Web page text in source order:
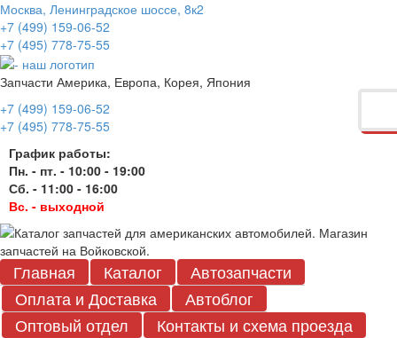
Москва, Ленинградское шоссе, 8к2
+7 (499) 159-06-52
+7 (495) 778-75-55
Запчасти Америка, Европа, Корея, Япония
+7 (499) 159-06-52
+7 (495) 778-75-55
График работы:
Пн. - пт. - 10:00 - 19:00
Сб. - 11:00 - 16:00
Вс. - выходной
Главная Каталог
Автозапчасти
Оплата и Доставка
Автоблог
Оптовый отдел
Контакты и схема проезда